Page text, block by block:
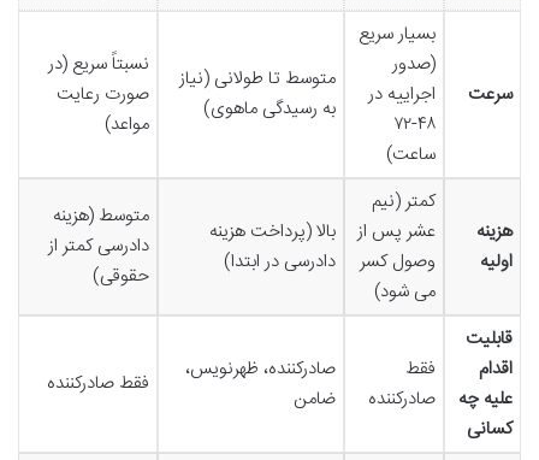
سرعت
بسیار سریع
(صدور
اجراییه در
۴۸-۷۲
ساعت)
متوسط تا طولانی (نیاز
به رسیدگی ماهوی)
نسبتاً سریع (در
صورت رعایت
مواعد)
هزینه
اولیه
کمتر (نیم
عشر پس از
وصول کسر
می شود)
بالا (پرداخت هزینه
دادرسی در ابتدا)
متوسط (هزینه
دادرسی کمتر از
حقوقی)
قابلیت
اقدام
علیه چه
کسانی
فقط
صادرکننده
صادرکننده، ظهرنویس،
ضامن
فقط صادرکننده